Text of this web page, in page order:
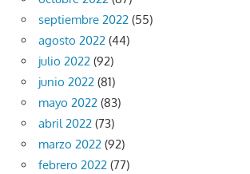
septiembre 2022 (55)
agosto 2022 (44)
julio 2022 (92)
junio 2022 (81)
mayo 2022 (83)
abril 2022 (73)
marzo 2022 (92)
febrero 2022 (77)